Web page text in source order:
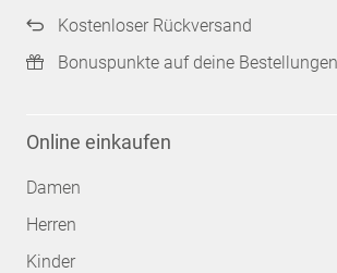
Kostenloser Rückversand
Bonuspunkte auf deine Bestellungen
Online einkaufen
Damen
Herren
Kinder